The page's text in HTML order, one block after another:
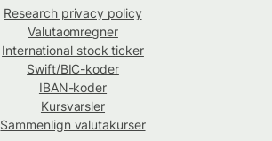
Research privacy policy
Valutaomregner
International stock ticker
Swift/BIC-koder
IBAN-koder
Kursvarsler
Sammenlign valutakurser